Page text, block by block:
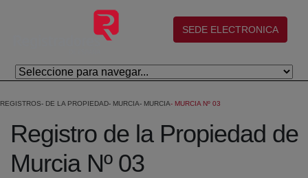
Saltar al contenido principal
(abre en nueva ventana)
SEDE ELECTRONICA
REGISTROS DE LA PROPIEDAD MURCIA MURCIA MURCIA Nº 03
Registro de la Propiedad de
Murcia Nº 03